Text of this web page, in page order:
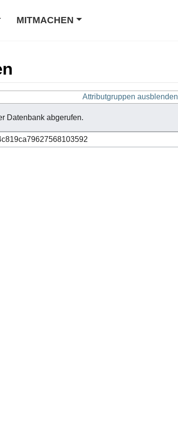
MITMACHEN
Attributgruppen ausblenden
Datenbank abgerufen.